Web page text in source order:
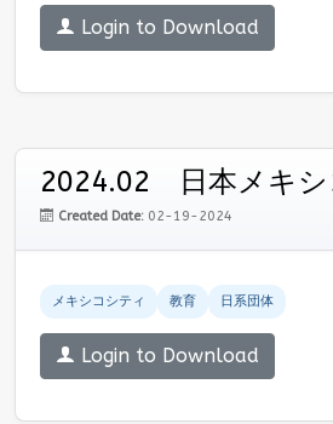
Login to Download
2024.02 日本メキシ
Created Date: 02-19-2024
メキシコシティ 教育 日系団体
Login to Download